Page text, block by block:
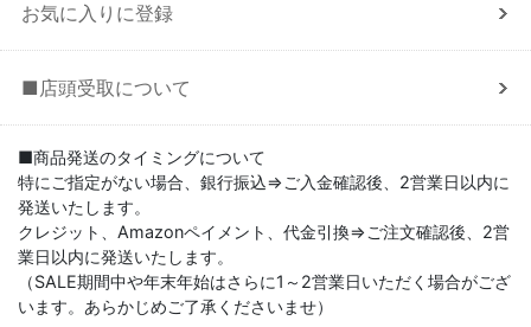
お気に入りに登録
■店頭受取について
■商品発送のタイミングについて
特にご指定がない場合、銀行振込⇒ご入金確認後、2営業日以内に
発送いたします。
クレジット、Amazonペイメント、代金引換⇒ご注文確認後、2営
業日以内に発送いたします。
（SALE期間中や年末年始はさらに1～2営業日いただく場合がござ
います。あらかじめご了承くださいませ）